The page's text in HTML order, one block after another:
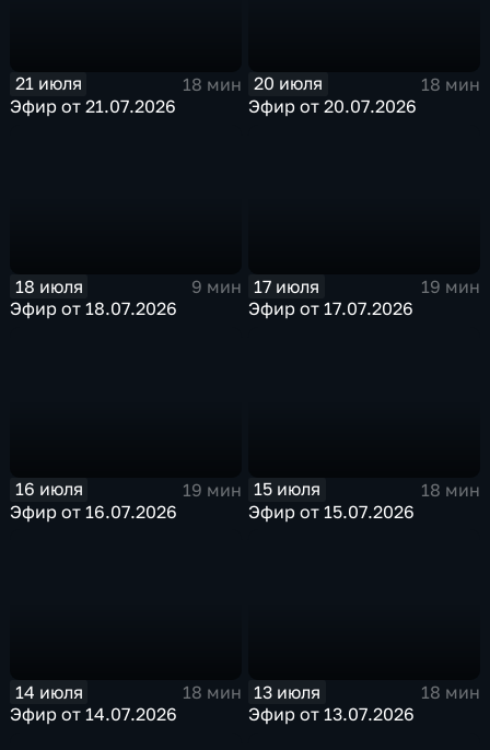
21 июля
18 мин
Эфир от 21.07.2026
20 июля
18 мин
Эфир от 20.07.2026
18 июля
9 мин
Эфир от 18.07.2026
17 июля
19 мин
Эфир от 17.07.2026
16 июля
19 мин
Эфир от 16.07.2026
15 июля
18 мин
Эфир от 15.07.2026
14 июля
18 мин
Эфир от 14.07.2026
13 июля
18 мин
Эфир от 13.07.2026